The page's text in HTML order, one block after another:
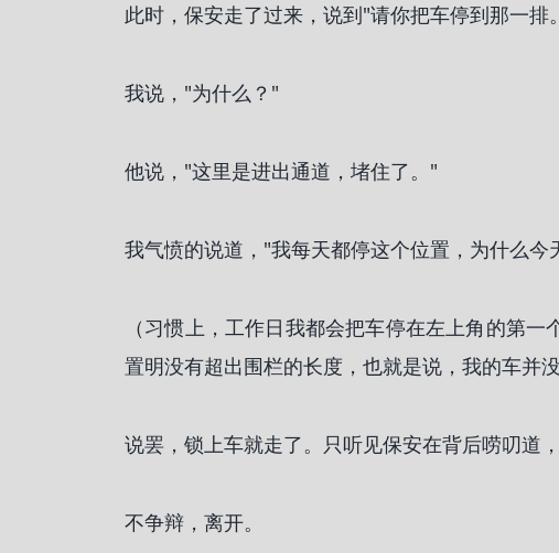
此时，保安走了过来，说到"请你把车停到那一排
我说，"为什么？"
他说，"这里是进出通道，堵住了。"
我气愤的说道，"我每天都停这个位置，为什么今
（习惯上，工作日我都会把车停在左上角的第
置明没有超出围栏的长度，也就是说，我的车并
说罢，锁上车就走了。只听见保安在背后唠叨道
不争辩，离开。